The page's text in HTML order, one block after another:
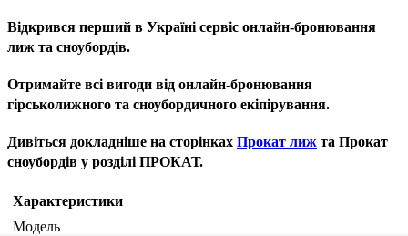
Відкрився перший в Україні сервіс онлайн-бронювання
лиж та сноубордів.
Отримайте всі вигоди від онлайн-бронювання
гірськолижного та сноубордичного екіпірування.
Дивіться докладніше на сторінках Прокат лиж та Прокат
сноубордів у розділі ПРОКАТ.
Характеристики
Модель